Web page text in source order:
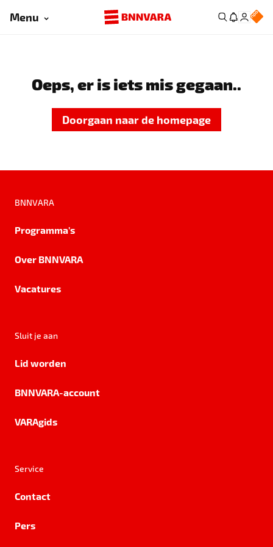
Menu
Oeps, er is iets mis gegaan..
Doorgaan naar de homepage
BNNVARA
Programma's
Over BNNVARA
Vacatures
Sluit je aan
Lid worden
BNNVARA-account
VARAgids
Service
Contact
Pers